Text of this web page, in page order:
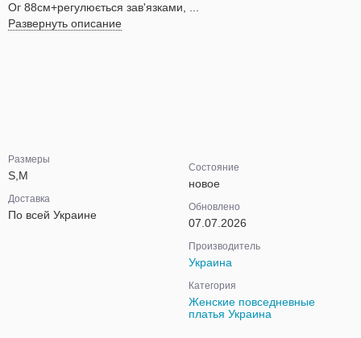
Ог 88см+регулюється зав'язками, ...
Развернуть описание
Размеры
S,M
Доставка
По всей Украине
Состояние
новое
Обновлено
07.07.2026
Производитель
Украина
Категория
Женские повседневные
платья Украина